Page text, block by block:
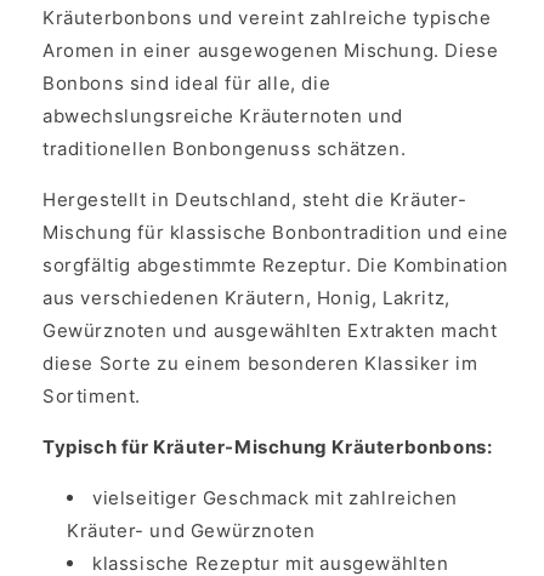
Kräuterbonbons und vereint zahlreiche typische
Aromen in einer ausgewogenen Mischung. Diese
Bonbons sind ideal für alle, die
abwechslungsreiche Kräuternoten und
traditionellen Bonbongenuss schätzen.
Hergestellt in Deutschland, steht die Kräuter-
Mischung für klassische Bonbontradition und eine
sorgfältig abgestimmte Rezeptur. Die Kombination
aus verschiedenen Kräutern, Honig, Lakritz,
Gewürznoten und ausgewählten Extrakten macht
diese Sorte zu einem besonderen Klassiker im
Sortiment.
Typisch für Kräuter-Mischung Kräuterbonbons:
vielseitiger Geschmack mit zahlreichen
Kräuter- und Gewürznoten
klassische Rezeptur mit ausgewählten